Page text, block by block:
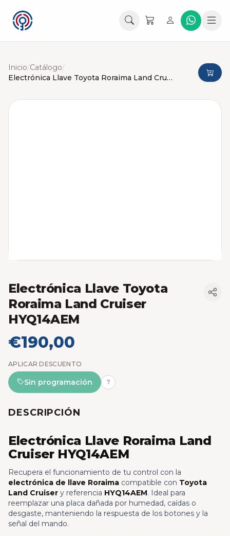
Inicio/Catálogo/
Electrónica Llave Toyota Roraima Land Cruiser HYQ14AEM
Electrónica Llave Toyota
Roraima Land Cruiser
HYQ14AEM
€190,00
APLICAR DESCUENTO
Sin programación ?
DESCRIPCIÓN
Electrónica Llave Roraima Land
Cruiser HYQ14AEM
Recupera el funcionamiento de tu control con la
electrónica de llave Roraima compatible con Toyota
Land Cruiser y referencia HYQ14AEM. Ideal para
reemplazar una placa dañada por humedad, caídas o
desgaste, manteniendo la respuesta de los botones y la
señal del mando.